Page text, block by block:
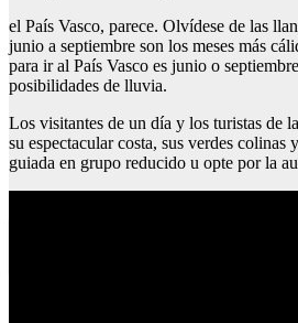
el País Vasco, parece. Olvídese de las
junio a septiembre son los meses más
para ir al País Vasco es junio o
posibilidades de lluvia.
Los visitantes de un día y los turistas de
su espectacular costa, sus verdes
guiada en grupo reducido u opte por la